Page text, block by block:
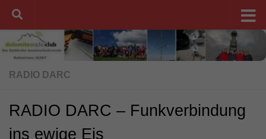
Unter dem Inhalt
RADIO DARC
RADIO DARC – Funkverbindung
ins ewige Eis